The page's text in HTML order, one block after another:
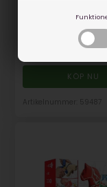
SEK
Eventuellt